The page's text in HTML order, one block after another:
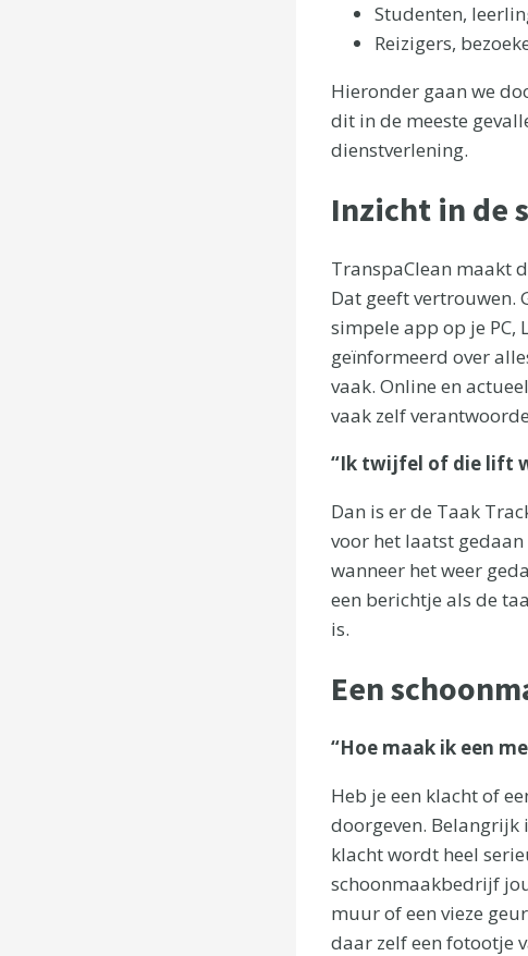
Studenten,
Reizigers,
Hieronder gaan we
dit in de meeste
dienstverlening.
Inzicht in de
TranspaClean maakt
Dat geeft vertrouwen.
simpele app op je
geïnformeerd over
vaak. Online en
vaak zelf
“Ik twijfel of die lift
Dan is er de Taak
voor het laatst
wanneer het weer
een berichtje als de
is.
Een
“Hoe maak ik een
Heb je een klacht of
doorgeven.
klacht wordt heel
schoonmaakbedrijf
muur of een vieze
daar zelf een fotootje